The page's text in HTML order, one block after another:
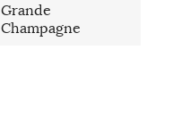
Grande
Champagne